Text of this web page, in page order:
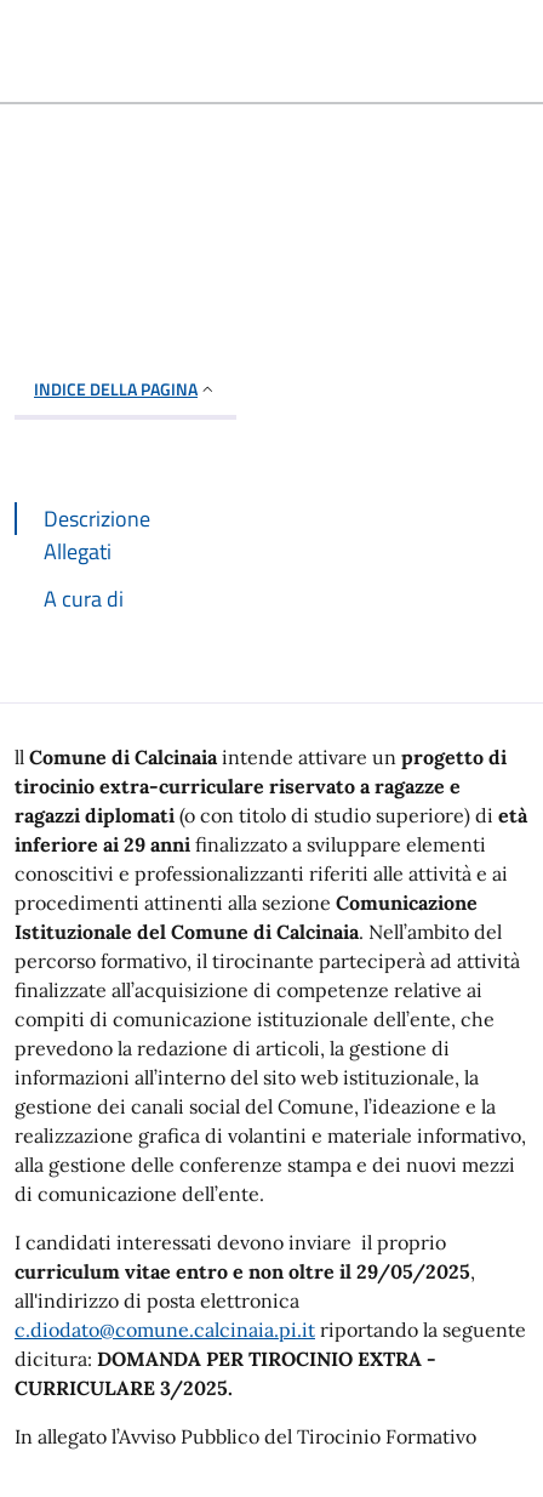
INDICE DELLA PAGINA
Descrizione
Allegati
A cura di
Descrizione
ll Comune di Calcinaiaintende attivare un progetto di
tirocinio extra-curriculare riservato a ragazze e
ragazzi diplomati (o con titolo di studio superiore) di età
inferiore ai 29 anni finalizzato a sviluppare elementi
conoscitivi e professionalizzanti riferiti alle attività e ai
procedimenti attinenti alla sezione Comunicazione
Istituzionale del Comune di Calcinaia. Nell’ambito del
percorso formativo, il tirocinante parteciperà ad attività
finalizzate all’acquisizione di competenze relative ai
compiti di comunicazione istituzionale dell’ente, che
prevedono la redazione di articoli, la gestione di
informazioni all’interno del sito web istituzionale, la
gestione dei canali social del Comune, l’ideazione e la
realizzazione grafica di volantini e materiale informativo,
alla gestione delle conferenze stampa e dei nuovi mezzi
di comunicazione dell’ente.
I candidati interessati devono inviare il proprio
curriculum vitae entro e non oltre il 29/05/2025,
all'indirizzo di posta elettronica
c.diodato@comune.calcinaia.pi.it riportando la seguente
dicitura: DOMANDA PER TIROCINIO EXTRA -
CURRICULARE 3/2025.
In allegato l’Avviso Pubblico del Tirocinio Formativo